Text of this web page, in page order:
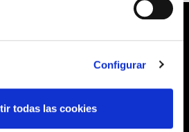
Configurar
todas las cookies
13 48009 BILBO
944 03 77 00